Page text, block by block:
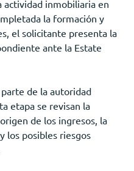
actividad inmobiliaria en
la formación y
el solicitante presenta la
ante la Estate
de la autoridad
etapa se revisan la
de los ingresos, la
los posibles riesgos